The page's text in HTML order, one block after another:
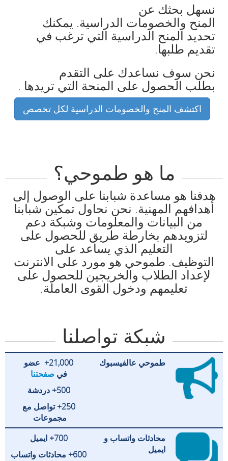
نسهل بحثك عن
المنح والخصومات الدراسية. يمكنك
تحديد المنح الدراسية التي ترغب في
تقديم طلبها.
نحن سوف نساعدك على التقدم
بطلب الحصول على المنحة التي تريدها .
اكتشف المنح والخصومات الدراسية لكل تخصص
ما هو طموحي؟
هدفنا هو مساعدة شبابنا على الوصول إلى
أهدافهم المهنية. نحن نحاول تمكين شبابنا
من البيانات والمعلومات وشبكة دعم
لتزويدهم بخارطة طريق للحصول على
التعليم الذي يساعد على
التوظيف. طموحي هو مورد على الانترنت
لإعداد الطلاب والخريجين للحصول على
تعليمهم ودخول القوى العاملة.
شبكة تواصلنا
طموحي عالفيسبوك
21,000+ عضو
في صفحتنا
500+ دردشة
250+ تواصل مع
مجموعات
محادثات واتساب و
ايميل
700+ ايميل
600+ محادثات واتساب